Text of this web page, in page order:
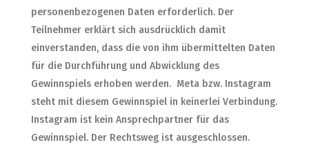
personenbezogenen Daten erforderlich. Der
Teilnehmer erklärt sich ausdrücklich damit
einverstanden, dass die von ihm übermittelten Daten
für die Durchführung und Abwicklung des
Gewinnspiels erhoben werden. Meta bzw. Instagram
steht mit diesem Gewinnspiel in keinerlei Verbindung.
Instagram ist kein Ansprechpartner für das
Gewinnspiel. Der Rechtsweg ist ausgeschlossen.